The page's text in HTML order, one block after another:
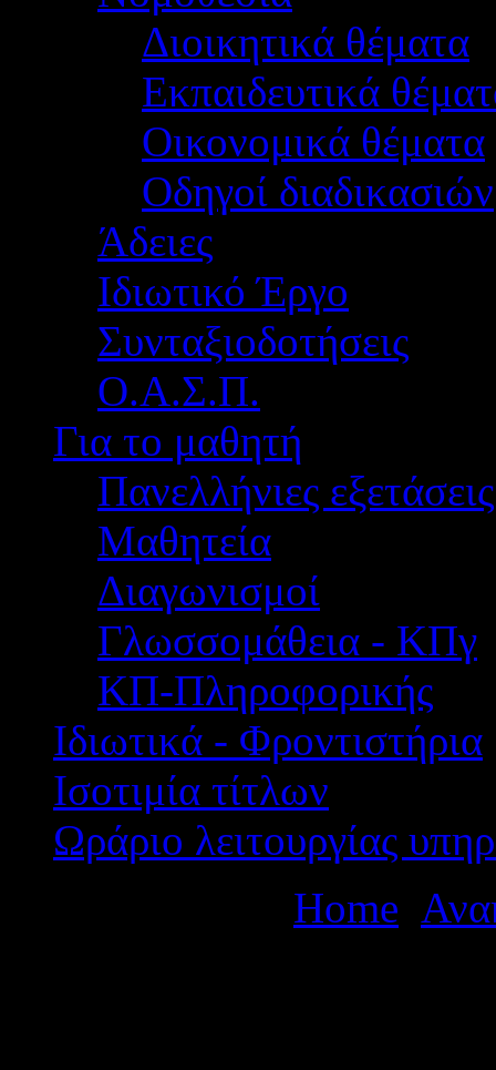
Διοικητικά θέματα
Εκπαιδευτικά
Οικονομικά θέματα
Οδηγοί διαδικασιών
Άδειες
Ιδιωτικό Έργο
Συνταξιοδοτήσεις
Ο.Α.Σ.Π.
Για το μαθητή
Πανελλήνιες εξετάσεις
Μαθητεία
Διαγωνισμοί
Γλωσσομάθεια - ΚΠγ
ΚΠ-Πληροφορικής
Ιδιωτικά - Φροντιστήρια
Ισοτιμία τίτλων
Ωράριο λειτουργίας
Home